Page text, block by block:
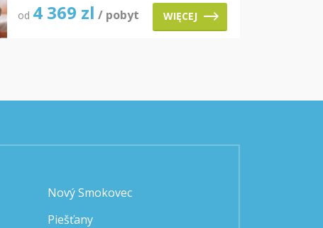
od 4 369 zl / pobyt WIĘCEJ
Nový Smokovec
Piešťany